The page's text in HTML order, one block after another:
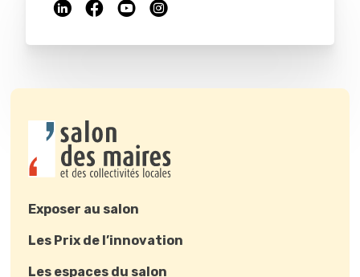
Exposer au salon
Les Prix de l’innovation
Les espaces du salon